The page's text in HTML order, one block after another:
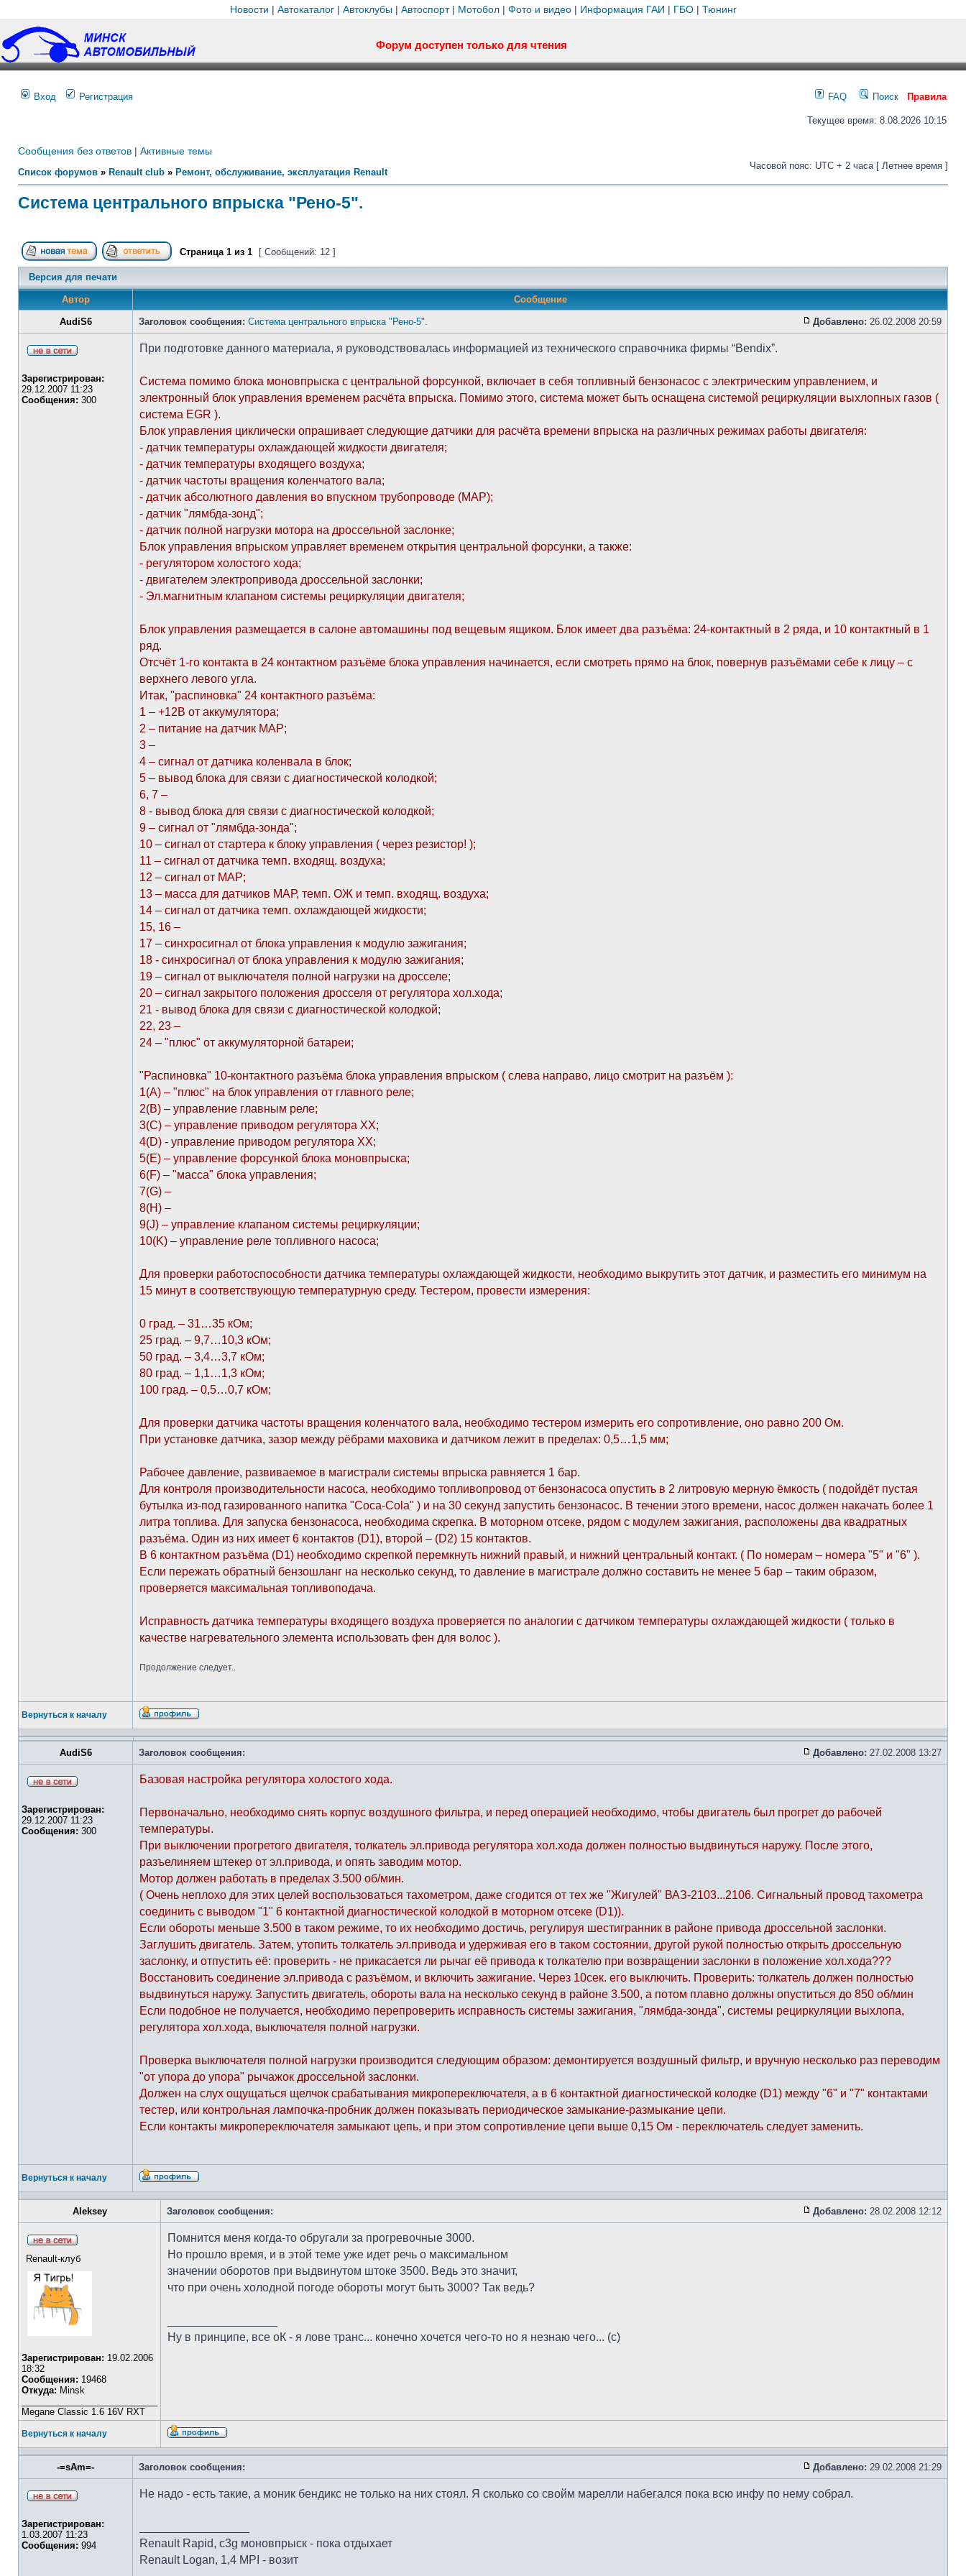
Новости | Автокаталог| Автоклубы| Автоспорт| Мотобол| Фото и видео| Информация ГАИ | ГБО| Тюнинг
Форум доступен только для чтения
Вход Регистрация FAQ Поиск Правила
Текущее время: 8.08.2026 10:15
Сообщения без ответов | Активные темы
Список форумов » Renault club » Ремонт, обслуживание, эксплуатация Renault
Часовой пояс: UTC + 2 часа [ Летнее время ]
Система центрального впрыска "Рено-5".
Страница 1 из 1 [ Сообщений: 12 ]
Версия для печати
Автор Сообщение
AudiS6 Заголовок сообщения: Система центрального впрыска "Рено-5". Добавлено: 26.02.2008 20:59
Зарегистрирован:
29.12.2007 11:23
Сообщения: 300
При подготовке данного материала, я руководствовалась информацией из технического справочника фирмы “Bendix”.
Система помимо блока моновпрыска с центральной форсункой, включает в себя топливный бензонасос с электрическим управлением, и
электронный блок управления временем расчёта впрыска. Помимо этого, система может быть оснащена системой рециркуляции выхлопных газов (
система EGR ).
Блок управления циклически опрашивает следующие датчики для расчёта времени впрыска на различных режимах работы двигателя:
- датчик температуры охлаждающей жидкости двигателя;
- датчик температуры входящего воздуха;
- датчик частоты вращения коленчатого вала;
- датчик абсолютного давления во впускном трубопроводе (МАР);
- датчик "лямбда-зонд";
- датчик полной нагрузки мотора на дроссельной заслонке;
Блок управления впрыском управляет временем открытия центральной форсунки, а также:
- регулятором холостого хода;
- двигателем электропривода дроссельной заслонки;
- Эл.магнитным клапаном системы рециркуляции двигателя;
Блок управления размещается в салоне автомашины под вещевым ящиком. Блок имеет два разъёма: 24-контактный в 2 ряда, и 10 контактный в 1
ряд.
Отсчёт 1-го контакта в 24 контактном разъёме блока управления начинается, если смотреть прямо на блок, повернув разъёмами себе к лицу – с
верхнего левого угла.
Итак, "распиновка" 24 контактного разъёма:
1 – +12В от аккумулятора;
2 – питание на датчик МАР;
3 –
4 – сигнал от датчика коленвала в блок;
5 – вывод блока для связи с диагностической колодкой;
6, 7 –
8 - вывод блока для связи с диагностической колодкой;
9 – сигнал от "лямбда-зонда";
10 – сигнал от стартера к блоку управления ( через резистор! );
11 – сигнал от датчика темп. входящ. воздуха;
12 – сигнал от МАР;
13 – масса для датчиков МАР, темп. ОЖ и темп. входящ. воздуха;
14 – сигнал от датчика темп. охлаждающей жидкости;
15, 16 –
17 – синхросигнал от блока управления к модулю зажигания;
18 - синхросигнал от блока управления к модулю зажигания;
19 – сигнал от выключателя полной нагрузки на дросселе;
20 – сигнал закрытого положения дросселя от регулятора хол.хода;
21 - вывод блока для связи с диагностической колодкой;
22, 23 –
24 – "плюс" от аккумуляторной батареи;
"Распиновка" 10-контактного разъёма блока управления впрыском ( слева направо, лицо смотрит на разъём ):
1(А) – "плюс" на блок управления от главного реле;
2(В) – управление главным реле;
3(С) – управление приводом регулятора ХХ;
4(D) - управление приводом регулятора ХХ;
5(E) – управление форсункой блока моновпрыска;
6(F) – "масса" блока управления;
7(G) –
8(H) –
9(J) – управление клапаном системы рециркуляции;
10(K) – управление реле топливного насоса;
Для проверки работоспособности датчика температуры охлаждающей жидкости, необходимо выкрутить этот датчик, и разместить его минимум на
15 минут в соответствующую температурную среду. Тестером, провести измерения:
0 град. – 31…35 кОм;
25 град. – 9,7…10,3 кОм;
50 град. – 3,4…3,7 кОм;
80 град. – 1,1…1,3 кОм;
100 град. – 0,5…0,7 кОм;
Для проверки датчика частоты вращения коленчатого вала, необходимо тестером измерить его сопротивление, оно равно 200 Ом.
При установке датчика, зазор между рёбрами маховика и датчиком лежит в пределах: 0,5…1,5 мм;
Рабочее давление, развиваемое в магистрали системы впрыска равняется 1 бар.
Для контроля производительности насоса, необходимо топливопровод от бензонасоса опустить в 2 литровую мерную ёмкость ( подойдёт пустая
бутылка из-под газированного напитка "Coca-Cola" ) и на 30 секунд запустить бензонасос. В течении этого времени, насос должен накачать более 1
литра топлива. Для запуска бензонасоса, необходима скрепка. В моторном отсеке, рядом с модулем зажигания, расположены два квадратных
разъёма. Один из них имеет 6 контактов (D1), второй – (D2) 15 контактов.
В 6 контактном разъёма (D1) необходимо скрепкой перемкнуть нижний правый, и нижний центральный контакт. ( По номерам – номера "5" и "6" ).
Если пережать обратный бензошланг на несколько секунд, то давление в магистрале должно составить не менее 5 бар – таким образом,
проверяется максимальная топливоподача.
Исправность датчика температуры входящего воздуха проверяется по аналогии с датчиком температуры охлаждающей жидкости ( только в
качестве нагревательного элемента использовать фен для волос ).
Продолжение следует..
Вернуться к началу
AudiS6 Заголовок сообщения: Добавлено: 27.02.2008 13:27
Зарегистрирован:
29.12.2007 11:23
Сообщения: 300
Базовая настройка регулятора холостого хода.
Первоначально, необходимо снять корпус воздушного фильтра, и перед операцией необходимо, чтобы двигатель был прогрет до рабочей
температуры.
При выключении прогретого двигателя, толкатель эл.привода регулятора хол.хода должен полностью выдвинуться наружу. После этого,
разъелиняем штекер от эл.привода, и опять заводим мотор.
Мотор должен работать в пределах 3.500 об/мин.
( Очень неплохо для этих целей воспользоваться тахометром, даже сгодится от тех же "Жигулей" ВАЗ-2103...2106. Сигнальный провод тахометра
соединить с выводом "1" 6 контактной диагностической колодкой в моторном отсеке (D1)).
Если обороты меньше 3.500 в таком режиме, то их необходимо достичь, регулируя шестигранник в районе привода дроссельной заслонки.
Заглушить двигатель. Затем, утопить толкатель эл.привода и удерживая его в таком состоянии, другой рукой полностью открыть дроссельную
заслонку, и отпустить её: проверить - не прикасается ли рычаг её привода к толкателю при возвращении заслонки в положение хол.хода???
Восстановить соединение эл.привода с разъёмом, и включить зажигание. Через 10сек. его выключить. Проверить: толкатель должен полностью
выдвинуться наружу. Запустить двигатель, обороты вала на несколько секунд в районе 3.500, а потом плавно должны опуститься до 850 об/мин
Если подобное не получается, необходимо перепроверить исправность системы зажигания, "лямбда-зонда", системы рециркуляции выхлопа,
регулятора хол.хода, выключателя полной нагрузки.
Проверка выключателя полной нагрузки производится следующим образом: демонтируется воздушный фильтр, и вручную несколько раз переводим
"от упора до упора" рычажок дроссельной заслонки.
Должен на слух ощущаться щелчок срабатывания микропереключателя, а в 6 контактной диагностической колодке (D1) между "6" и "7" контактами
тестер, или контрольная лампочка-пробник должен показывать периодическое замыкание-размыкание цепи.
Если контакты микропереключателя замыкают цепь, и при этом сопротивление цепи выше 0,15 Ом - переключатель следует заменить.
Вернуться к началу
Aleksey Заголовок сообщения: Добавлено: 28.02.2008 12:12
Renault-клуб
Зарегистрирован: 19.02.2006
18:32
Сообщения: 19468
Откуда: Minsk
Megane Classic 1.6 16V RXT
Помнится меня когда-то обругали за прогревочные 3000.
Но прошло время, и в этой теме уже идет речь о максимальном
значении оборотов при выдвинутом штоке 3500. Ведь это значит,
что при очень холодной погоде обороты могут быть 3000? Так ведь?
Ну в принципе, все оК - я лове транс... конечно хочется чего-то но я незнаю чего... (с)
Вернуться к началу
-=sAm=- Заголовок сообщения: Добавлено: 29.02.2008 21:29
Зарегистрирован:
1.03.2007 11:23
Сообщения: 994
Не надо - есть такие, а моник бендикс не только на них стоял. Я сколько со свойм марелли набегался пока всю инфу по нему собрал.
Renault Rapid, c3g моновпрыск - пока отдыхает
Renault Logan, 1,4 MPI - возит